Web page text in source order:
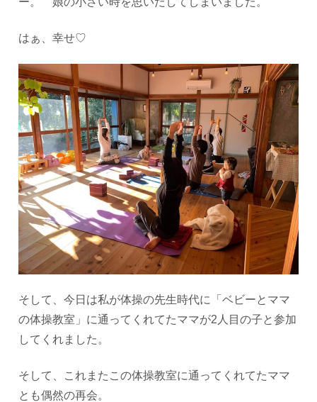
はぁ、幸せ♡
そして、今日は私が体操の先生時代に「ベビーとママ
の体操教室」に通ってくれてたママが2人目の子と参加
してくれました。
そして、これまたこの体操教室に通ってくれてたママ
とも偶然の再会。